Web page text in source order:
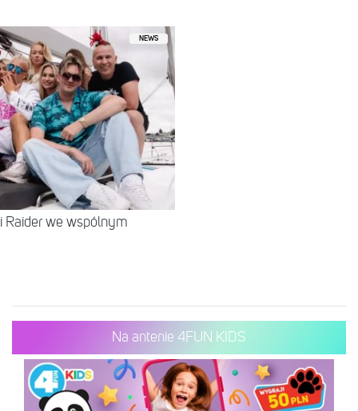
NEWS
Raider we wspólnym
Na antenie 4FUN KIDS